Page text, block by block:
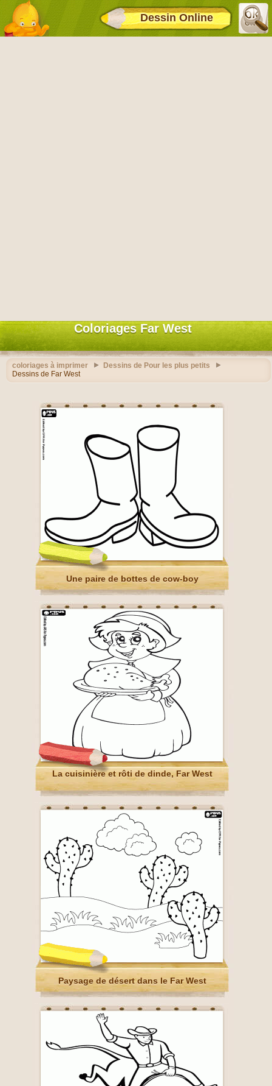
Dessin Online
Coloriages Far West
coloriages à imprimer
Dessins de Pour les plus petits
Dessins de Far West
Une paire de bottes de cow-boy
La cuisinière et rôti de dinde, Far West
Paysage de désert dans le Far West